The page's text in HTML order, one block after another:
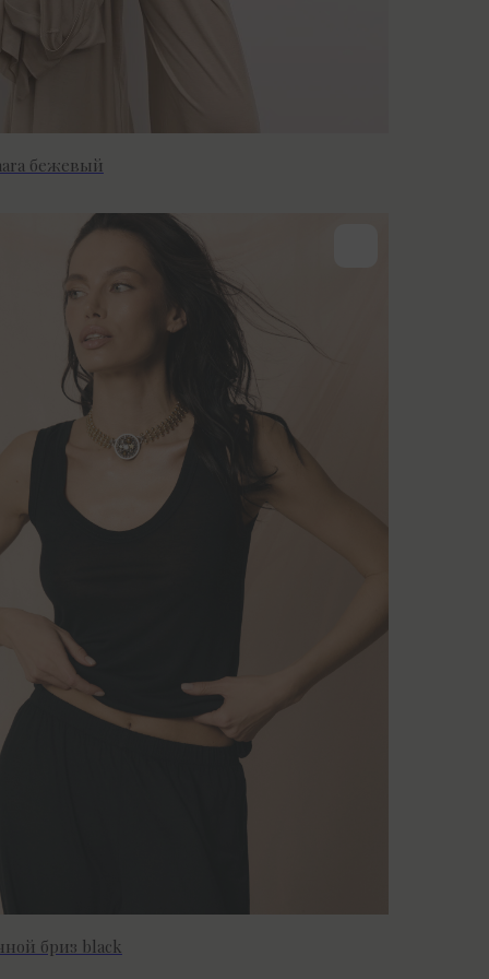
бежевый
бриз black